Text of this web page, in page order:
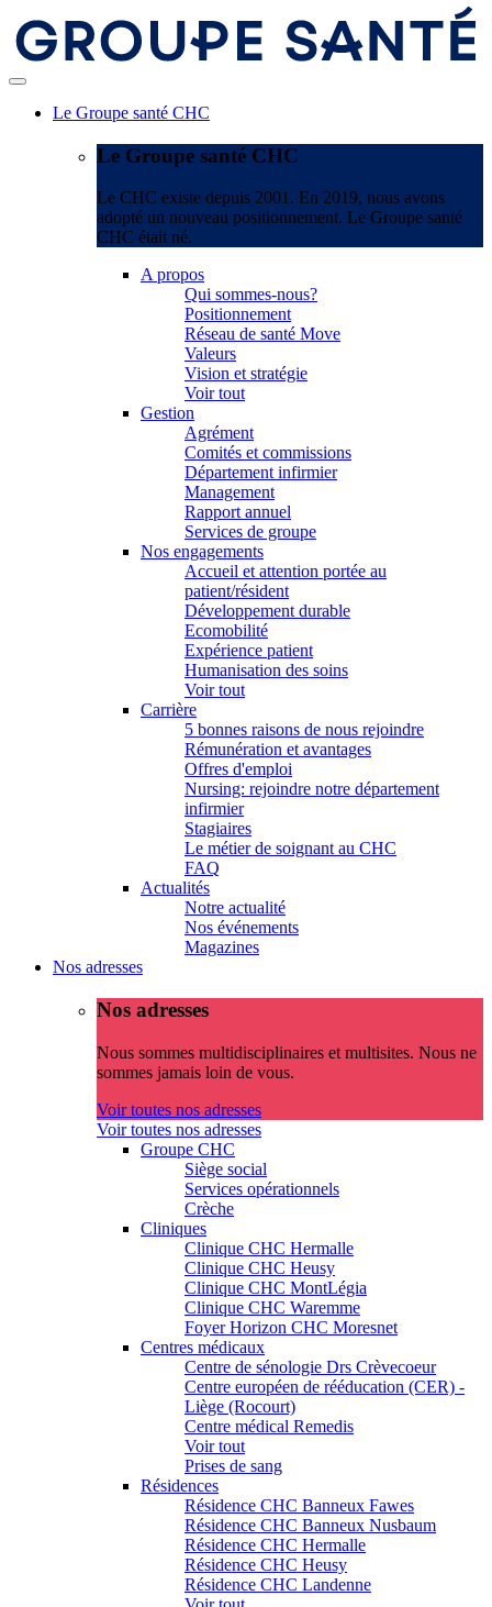
Le Groupe santé CHC
Le Groupe santé CHC
Le CHC existe depuis 2001. En 2019, nous avons
adopté un nouveau positionnement. Le Groupe santé
CHC était né.
A propos
Qui sommes-nous?
Positionnement
Réseau de santé Move
Valeurs
Vision et stratégie
Voir tout
Gestion
Agrément
Comités et commissions
Département infirmier
Management
Rapport annuel
Services de groupe
Nos engagements
Accueil et attention portée au
patient/résident
Développement durable
Ecomobilité
Expérience patient
Humanisation des soins
Voir tout
Carrière
5 bonnes raisons de nous rejoindre
Rémunération et avantages
Offres d'emploi
Nursing: rejoindre notre département
infirmier
Stagiaires
Le métier de soignant au CHC
FAQ
Actualités
Notre actualité
Nos événements
Magazines
Nos adresses
Nos adresses
Nous sommes multidisciplinaires et multisites. Nous ne
sommes jamais loin de vous.
Voir toutes nos adresses
Voir toutes nos adresses
Groupe CHC
Siège social
Services opérationnels
Crèche
Cliniques
Clinique CHC Hermalle
Clinique CHC Heusy
Clinique CHC MontLégia
Clinique CHC Waremme
Foyer Horizon CHC Moresnet
Centres médicaux
Centre de sénologie Drs Crèvecoeur
Centre européen de rééducation (CER) -
Liège (Rocourt)
Centre médical Remedis
Voir tout
Prises de sang
Résidences
Résidence CHC Banneux Fawes
Résidence CHC Banneux Nusbaum
Résidence CHC Hermalle
Résidence CHC Heusy
Résidence CHC Landenne